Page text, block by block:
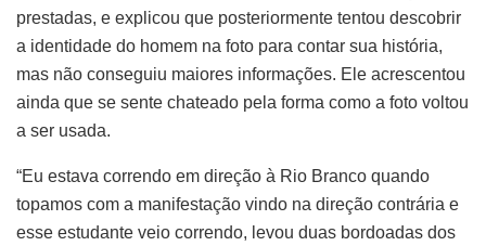
prestadas, e explicou que posteriormente tentou descobrir
a identidade do homem na foto para contar sua história,
mas não conseguiu maiores informações. Ele acrescentou
ainda que se sente chateado pela forma como a foto voltou
a ser usada.
“Eu estava correndo em direção à Rio Branco quando
topamos com a manifestação vindo na direção contrária e
esse estudante veio correndo, levou duas bordoadas dos